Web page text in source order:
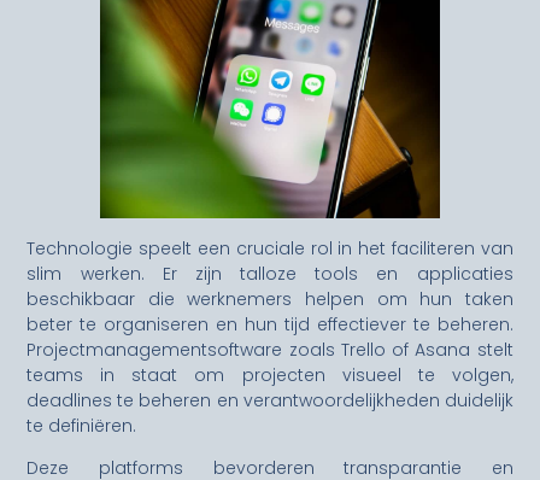
Technologie speelt een cruciale rol in het faciliteren van
slim werken. Er zijn talloze tools en applicaties
beschikbaar die werknemers helpen om hun taken
beter te organiseren en hun tijd effectiever te beheren.
Projectmanagementsoftware zoals Trello of Asana stelt
teams in staat om projecten visueel te volgen,
deadlines te beheren en verantwoordelijkheden duidelijk
te definiëren.
Deze platforms bevorderen transparantie en